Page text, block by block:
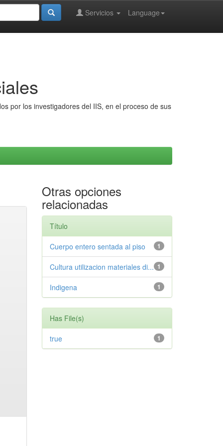
Language
Servicios
por los investigadores del IIS, en el proceso de sus
Otras opciones
relacionadas
Título
1
Cuerpo entero sentada al piso
1
Cultura utilizacion materiales di...
1
Indigena
Has File(s)
1
true